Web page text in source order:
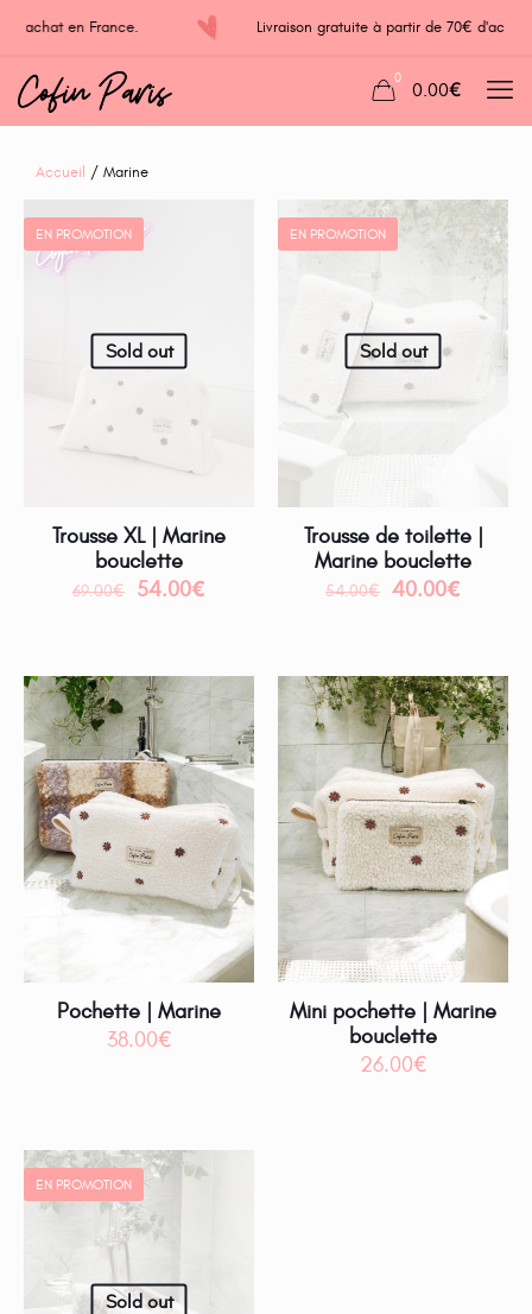
d'achat en France. Livraison gratuite à partir de 70€
0
0.00€
Accueil / Marine
EN PROMOTION
Sold out
Trousse XL | Marine
bouclette
69.00€ 54.00€
EN PROMOTION
Sold out
Trousse de toilette |
Marine bouclette
54.00€ 40.00€
Pochette | Marine
38.00€
Mini pochette | Marine
bouclette
26.00€
EN PROMOTION
Sold out